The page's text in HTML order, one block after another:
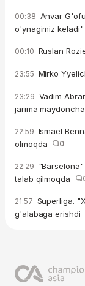
00:38 Anvar
o'ynagimiz keladi"
00:10 Ruslan
23:55 Mirko
23:29 Vadim
jarima
22:59 Ismael
olmoqda
0
22:29
talab qilmoqda
21:57 Superliga.
g'alabaga erishdi